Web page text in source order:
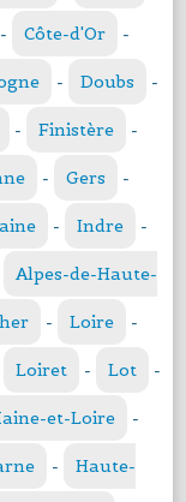
- Côte-d'Or -
- Doubs -
- Finistère -
- Gers -
- Indre -
Alpes-de-Haute-
- Loire -
Loiret - Lot -
et-Loire -
- Haute-